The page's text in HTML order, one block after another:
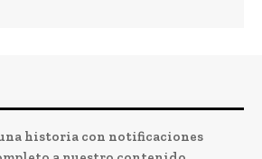
historia con notificaciones